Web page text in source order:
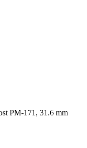
PM-171, 31.6 mm